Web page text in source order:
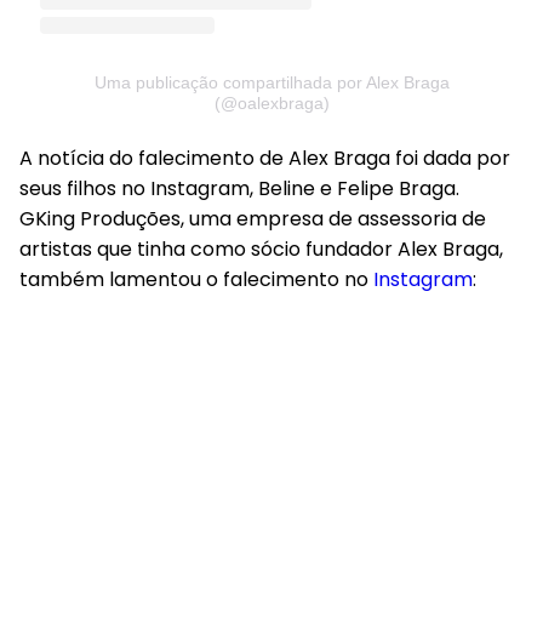
Uma publicação compartilhada por Alex Braga
(@oalexbraga)
A notícia do falecimento de Alex Braga foi dada por
seus filhos no Instagram, Beline e Felipe Braga.
GKing Produções, uma empresa de assessoria de
artistas que tinha como sócio fundador Alex Braga,
também lamentou o falecimento no Instagram: